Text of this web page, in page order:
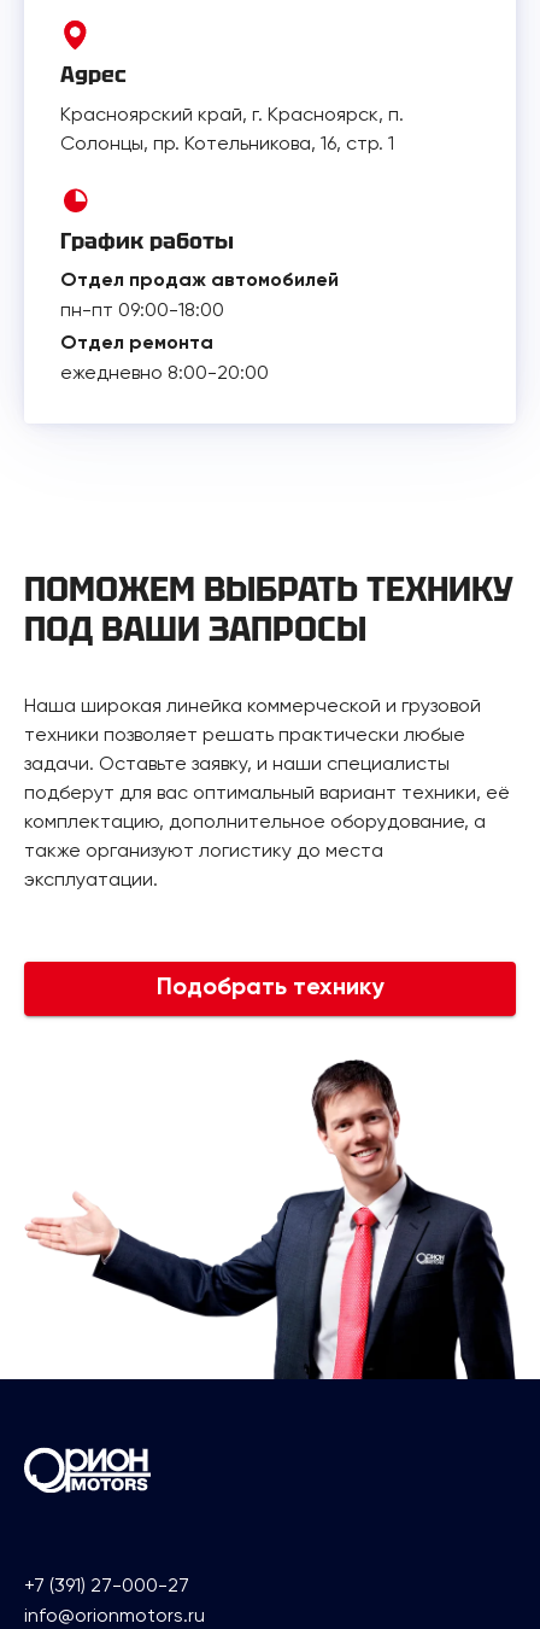
Адрес
Красноярский край, г. Красноярск, п.
Солонцы, пр. Котельникова, 16, стр. 1
График работы
Отдел продаж автомобилей
пн-пт 09:00-18:00
Отдел ремонта
ежедневно 8:00-20:00
ПОМОЖЕМ ВЫБРАТЬ ТЕХНИКУ
ПОД ВАШИ ЗАПРОСЫ
Наша широкая линейка коммерческой и грузовой
техники позволяет решать практически любые
задачи. Оставьте заявку, и наши специалисты
подберут для вас оптимальный вариант техники, её
комплектацию, дополнительное оборудование, а
также организуют логистику до места
эксплуатации.
Подобрать технику
+7 (391) 27-000-27
info@orionmotors.ru